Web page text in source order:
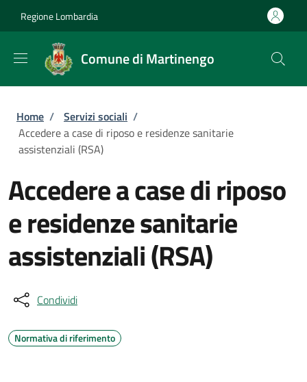
Regione Lombardia
Comune di Martinengo
Briciole di pane
Home / Servizi sociali /
Accedere a case di riposo e residenze sanitarie
assistenziali (RSA)
Accedere a case di riposo
e residenze sanitarie
assistenziali (RSA)
Condividi
Normativa di riferimento